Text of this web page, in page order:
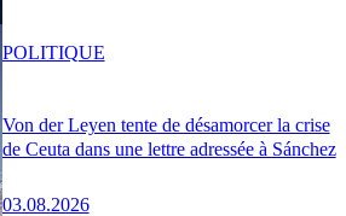
Von der Leyen tente de désamorcer la crise
de Ceuta dans une lettre adressée à Sánchez
03.08.2026
POLITIQUE